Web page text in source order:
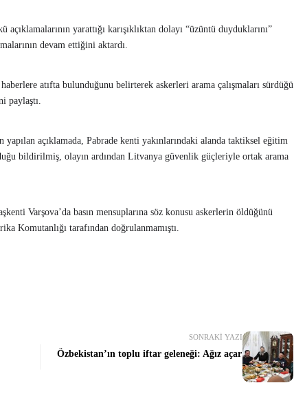
yarattığı karışıklıktan dolayı “üzüntü duyduklarını”
devam ettiğini aktardı.
haberlere atıfta bulunduğunu belirterek askerleri arama çalışmaları sürdüğü
paylaştı.
açıklamada, Pabrade kenti yakınlarındaki alanda taktiksel eğitim
bildirilmiş, olayın ardından Litvanya güvenlik güçleriyle ortak arama
Varşova’da basın mensuplarına söz konusu askerlerin öldüğünü
Komutanlığı tarafından doğrulanmamıştı.
SONRAKI YAZI
Özbekistan’ın toplu iftar geleneği: Ağız açar